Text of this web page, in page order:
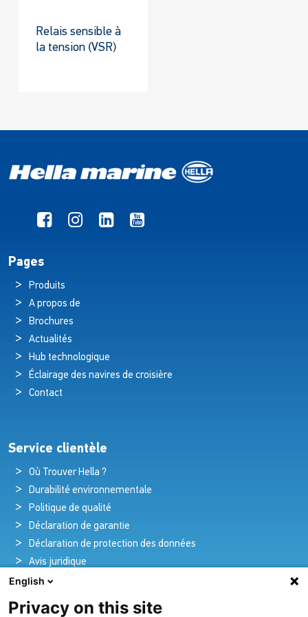
Relais sensible à
la tension (VSR)
Pages
Produits
A propos de
Brochures
Actualités
Hub technologique
Éclairage des navires de croisière
Contact
Service clientèle
Où Trouver Hella ?
Durabilité environnementale
Politique de qualité
Déclaration de garantie
Déclaration de protection des données
Avis juridique
English
Privacy on this site